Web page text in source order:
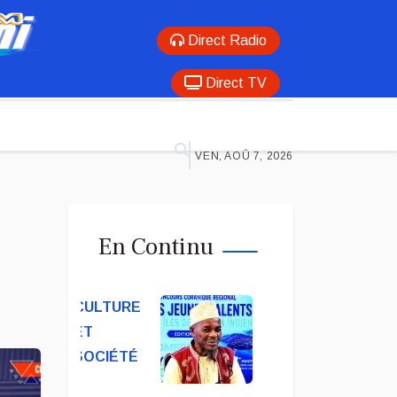
Direct Radio
Direct TV
VEN, AOÛ 7, 2026
En Continu
CULTURE
ET
SOCIÉTÉ